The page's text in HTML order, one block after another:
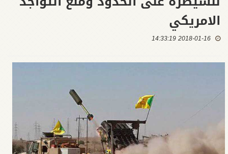
الامريكي
2018-01-16 14:33:19